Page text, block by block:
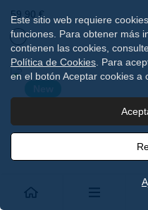
59,90 €
Este sitio web requiere
funciones. Para obtener más
contienen las cookies,
Política de Cookies . Para
en el botón Aceptar cookies a